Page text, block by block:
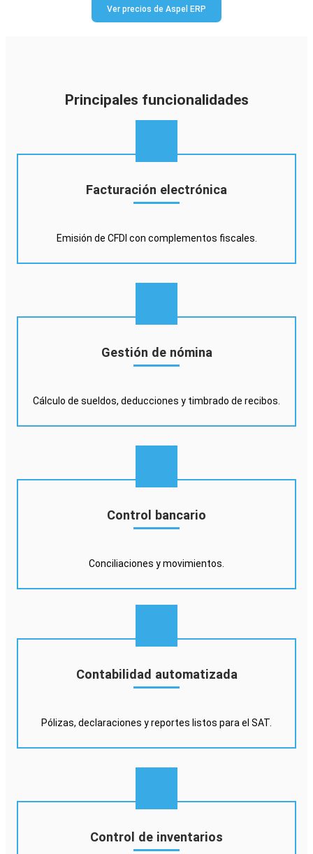
Ver precios de Aspel ERP
Principales funcionalidades
Facturación electrónica
Emisión de CFDI con complementos fiscales.
Gestión de nómina
Cálculo de sueldos, deducciones y timbrado de recibos.
Control bancario
Conciliaciones y movimientos.
Contabilidad automatizada
Pólizas, declaraciones y reportes listos para el SAT.
Control de inventarios